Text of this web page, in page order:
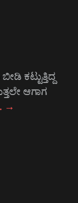
ಕಟ್ಟುತ್ತಿದ್ದ
ಆಗಾಗ
→